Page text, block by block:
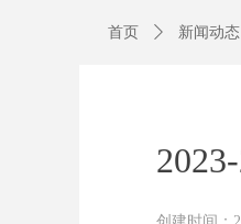
首页 ꄲ 新闻动态